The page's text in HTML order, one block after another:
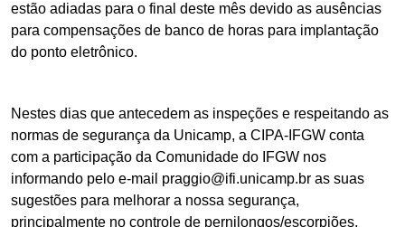
estão adiadas para o final deste mês devido as ausências
para compensações de banco de horas para implantação
do ponto eletrônico.
Nestes dias que antecedem as inspeções e respeitando as
normas de segurança da Unicamp, a CIPA-IFGW conta
com a participação da Comunidade do IFGW nos
informando pelo e-mail praggio@ifi.unicamp.br as suas
sugestões para melhorar a nossa segurança,
principalmente no controle de pernilongos/escorpiões,